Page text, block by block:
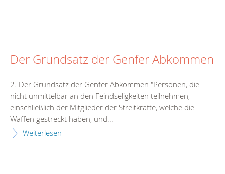
Der Grundsatz der Genfer Abkommen
2. Der Grundsatz der Genfer Abkommen "Personen, die
nicht unmittelbar an den Feindseligkeiten teilnehmen,
einschließlich der Mitglieder der Streitkräfte, welche die
Waffen gestreckt haben, und...
Weiterlesen